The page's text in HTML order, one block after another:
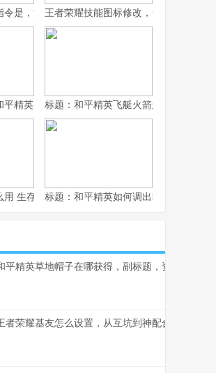
令是，游戏世界的精准锚点，副标题，资深玩家
王者荣耀技能图标修改，一次视觉与体
平精英，战术思维与团队致胜之道
标题：和平精英飞艇火箭怎么坐，资深
用 生存大师的药水使用艺术
标题：和平精英如何调出轮盘，资深玩
平精英草地帽子在哪获得，副标题，资深玩家深
者荣耀基友怎么设置，从互坑到神配合的蜕变